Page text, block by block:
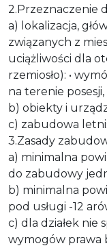
2.Przeznaczenie
a) lokalizacja,
związanych z
uciążliwości dla
rzemiosło): •
na terenie posesji,
b) obiekty i
c) zabudowa
3.Zasady
a) minimalna
do zabudowy
b) minimalna
pod usługi -12
c) dla działek nie
wymogów prawa